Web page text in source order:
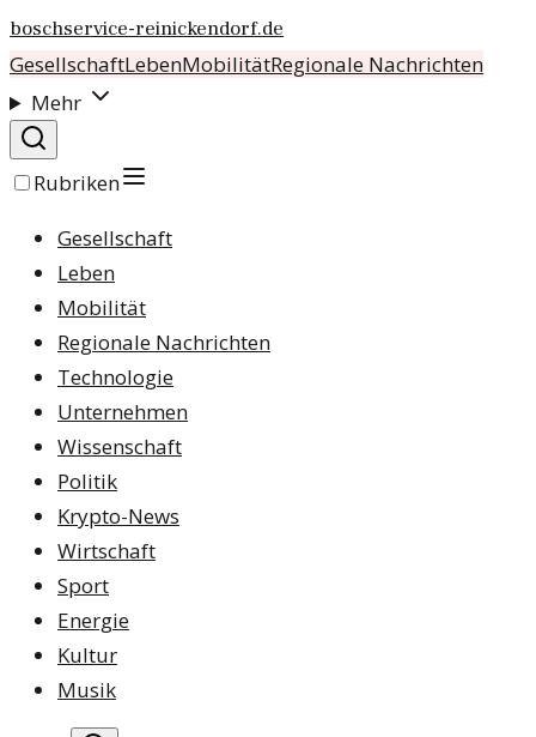
boschservice-reinickendorf.de
GesellschaftLebenMobilitätRegionale Nachrichten
Mehr
Rubriken
Gesellschaft
Leben
Mobilität
Regionale Nachrichten
Technologie
Unternehmen
Wissenschaft
Politik
Krypto-News
Wirtschaft
Sport
Energie
Kultur
Musik